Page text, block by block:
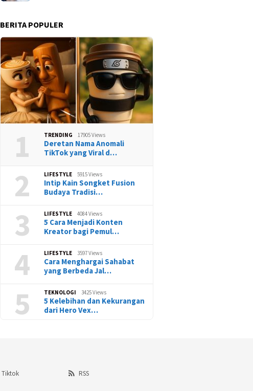
BERITA POPULER
1 TRENDING 17905 Views
Deretan Nama Anomali
TikTok yang Viral d…
2 LIFESTYLE 5915 Views
Intip Kain Songket Fusion
Budaya Tradisi…
3 LIFESTYLE 4084 Views
5 Cara Menjadi Konten
Kreator bagi Pemul…
4 LIFESTYLE 3597 Views
Cara Menghargai Sahabat
yang Berbeda Jal…
5 TEKNOLOGI 3425 Views
5 Kelebihan dan Kekurangan
dari Hero Vex…
Tiktok RSS